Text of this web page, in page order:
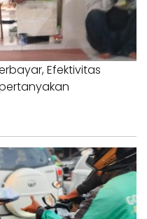
Efektivitas